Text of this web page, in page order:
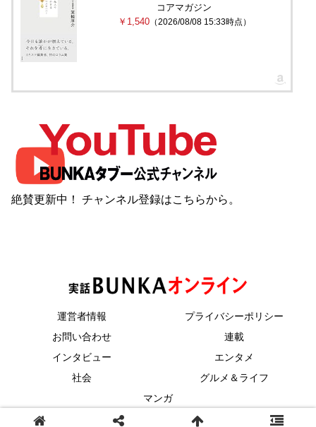
コアマガジン
￥1,540（2026/08/08 15:33時点）
絶賛更新中！ チャンネル登録はこちらから。
運営者情報
プライバシーポリシー
お問い合わせ
連載
インタビュー
エンタメ
社会
グルメ＆ライフ
マンガ
© 2023 コアマガジン.